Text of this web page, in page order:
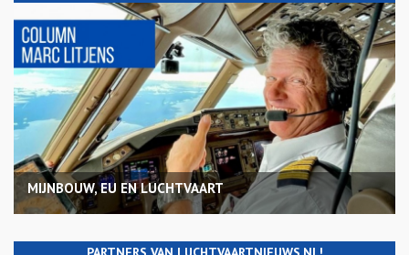
MIJNBOUW, EU EN LUCHTVAART